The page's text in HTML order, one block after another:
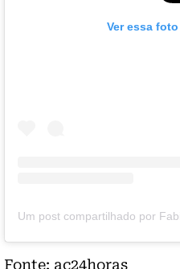
Ver essa
Fonte: ac24horas